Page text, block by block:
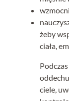
żeby
ciała,
ciele,